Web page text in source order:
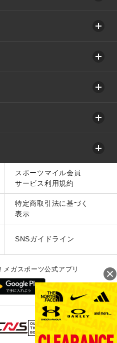
スポーツマイル会員
サービス利用規約
特定商取引法に基づく
表示
SNSガイドライン
メガスポーツ公式アプリ